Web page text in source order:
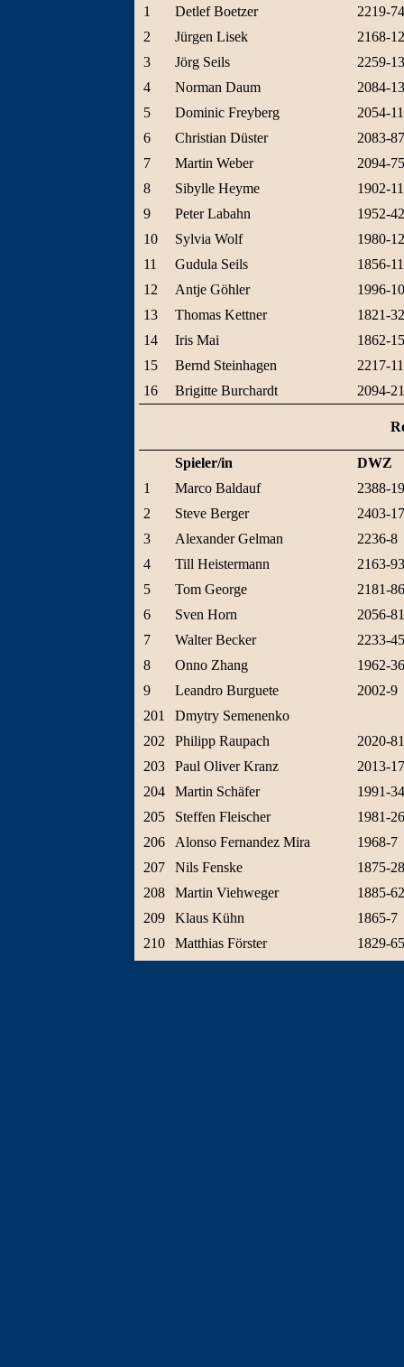
1 Detlef Boetzer
2219-
2
Jürgen Lisek
2168-
3
Jörg Seils
2259-
4
Norman Daum
2084-
5
Dominic Freyberg
2054-
6
Christian Düster
2083-
7
Martin Weber
2094-
8
Sibylle Heyme
1902-
9
Peter Labahn
1952-
10
Sylvia Wolf
1980-
11
Gudula Seils
1856-
12
Antje Göhler
1996-
13
Thomas Kettner
1821-
14
Iris Mai
1862-
15
Bernd Steinhagen
2217-
16
Brigitte Burchardt 2094-
Spieler/in
DWZ
1
Marco Baldauf
2388-
2
Steve Berger
2403-
3
Alexander Gelman
2236-8
4
Till Heistermann
2163-
5
Tom George
2181-
6
Sven Horn
2056-
7
Walter Becker
2233-
8
Onno Zhang
1962-
9
Leandro Burguete
2002-9
201
Dmytry Semenenko
202
Philipp Raupach
2020-
203
Paul Oliver Kranz
2013-
204
Martin Schäfer
1991-
205
Steffen Fleischer
1981-
206
Alonso Fernandez Mira
1968-7
207
Nils Fenske
1875-
208
Martin Viehweger
1885-
209
Klaus Kühn
1865-7
210
Matthias Förster 1829-